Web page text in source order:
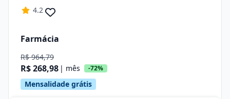
4.2
Farmácia
R$ 964,79
R$ 268,98 | mês -72%
Mensalidade grátis